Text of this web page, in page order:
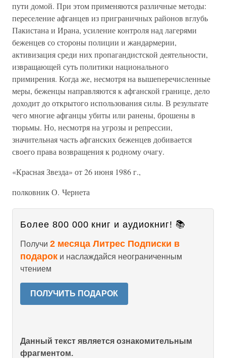
пути домой. При этом применяются различные методы:
переселение афганцев из приграничных районов вглубь
Пакистана и Ирана, усиление контроля над лагерями
беженцев со стороны полиции и жандармерии,
активизация среди них пропагандистской деятельности,
извращающей суть политики национального
примирения. Когда же, несмотря на вышеперечисленные
меры, беженцы направляются к афганской границе, дело
доходит до открытого использования силы. В результате
чего многие афганцы убиты или ранены, брошены в
тюрьмы. Но, несмотря на угрозы и репрессии,
значительная часть афганских беженцев добивается
своего права возвращения к родному очагу.
«Красная Звезда» от 26 июня 1986 г.,
полковник О. Чернета
Более 800 000 книг и аудиокниг! 📚
Получи 2 месяца Литрес Подписки в
подарок и наслаждайся неограниченным
чтением
ПОЛУЧИТЬ ПОДАРОК
Данный текст является ознакомительным
фрагментом.